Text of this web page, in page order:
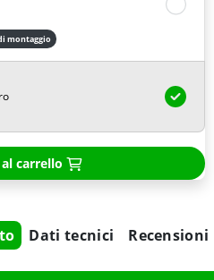
montaggio
carrello
Dati tecnici Recensioni